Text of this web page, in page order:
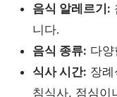
음식 알레르기:
니다.
음식 종류: 다
식사 시간: 장
침식사, 점심이